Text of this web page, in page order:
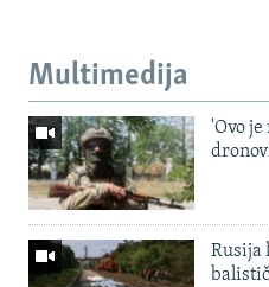
Multimedija
'Ovo
Rusija